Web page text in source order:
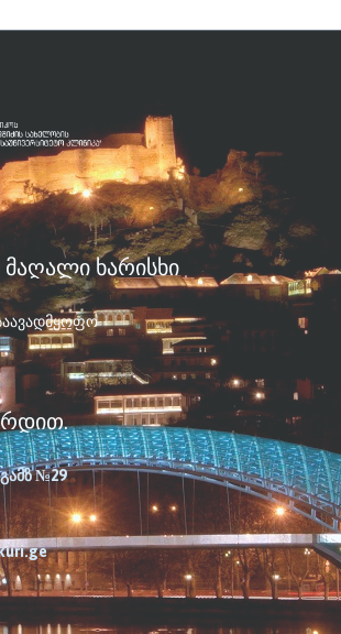
ᲮᲐᲠᲘᲡᲮᲘ
№29